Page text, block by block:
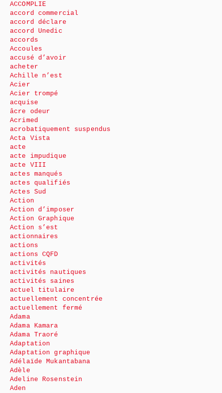
ACCOMPLIE
accord commercial
accord déclare
accord Unedic
accords
Accoules
accusé d’avoir
acheter
Achille n’est
Acier
Acier trompé
acquise
âcre odeur
Acrimed
acrobatiquement suspendus
Acta Vista
acte
acte impudique
acte VIII
actes manqués
actes qualifiés
Actes Sud
Action
Action d’imposer
Action Graphique
Action s’est
actionnaires
actions
actions CQFD
activités
activités nautiques
activités saines
actuel titulaire
actuellement concentrée
actuellement fermé
Adama
Adama Kamara
Adama Traoré
Adaptation
Adaptation graphique
Adélaïde Mukantabana
Adèle
Adeline Rosenstein
Aden